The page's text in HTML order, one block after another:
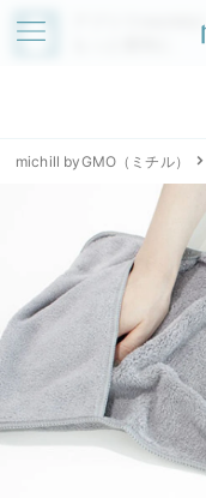
アプリでmichillが
michill byGMO（ミチル）